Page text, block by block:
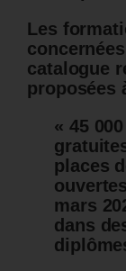
Les
catalogue
proposées
« 45
places
mars
dans